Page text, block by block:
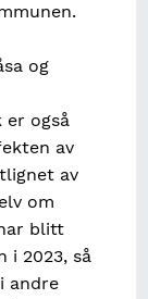
og
er også
av
av
om
blitt
i 2023, så
andre